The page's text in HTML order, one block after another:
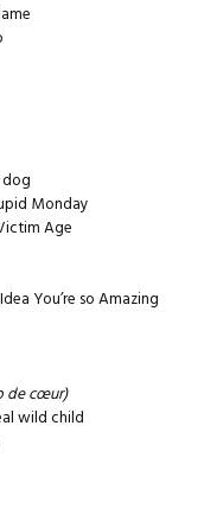
dog
Monday
Age
You’re so Amazing
de cœur)
wild child